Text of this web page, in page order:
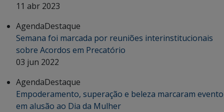
11 abr 2023
AgendaDestaque
Semana foi marcada por reuniões interinstitucionais
sobre Acordos em Precatório
03 jun 2022
AgendaDestaque
Empoderamento, superação e beleza marcaram evento
em alusão ao Dia da Mulher